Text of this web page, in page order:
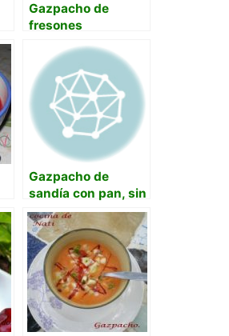
Gazpacho de
fresones
Gazpacho de
sandía con pan, sin
tomate